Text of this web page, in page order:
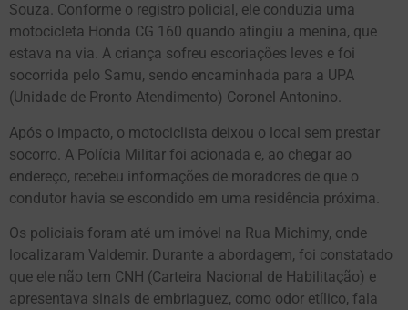
Souza. Conforme o registro policial, ele conduzia uma
motocicleta Honda CG 160 quando atingiu a menina, que
estava na via. A criança sofreu escoriações leves e foi
socorrida pelo Samu, sendo encaminhada para a UPA
(Unidade de Pronto Atendimento) Coronel Antonino.
Após o impacto, o motociclista deixou o local sem prestar
socorro. A Polícia Militar foi acionada e, ao chegar ao
endereço, recebeu informações de moradores de que o
condutor havia se escondido em uma residência próxima.
Os policiais foram até um imóvel na Rua Michimy, onde
localizaram Valdemir. Durante a abordagem, foi constatado
que ele não tem CNH (Carteira Nacional de Habilitação) e
apresentava sinais de embriaguez, como odor etílico, fala